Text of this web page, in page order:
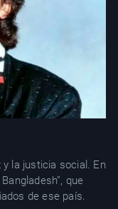
la justicia social. En
que
de ese país.